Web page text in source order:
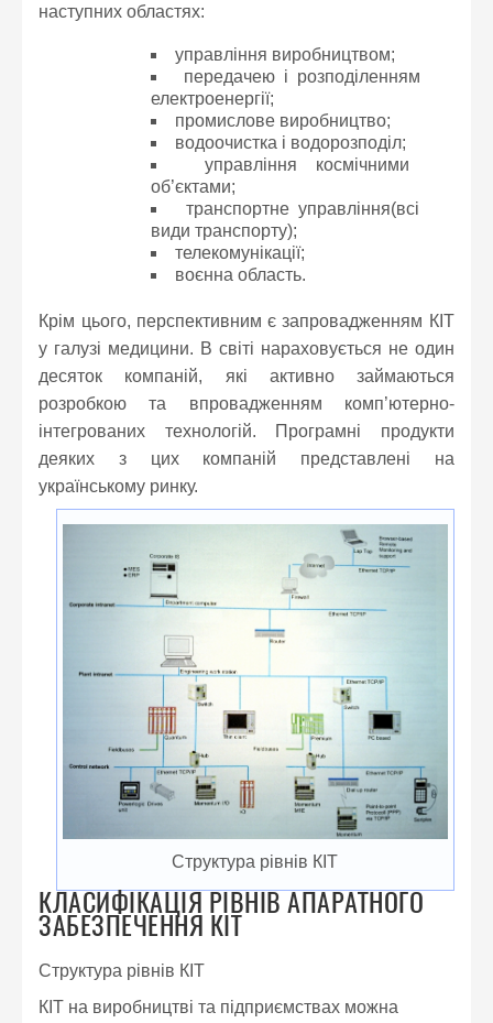
наступних областях:
управління виробництвом;
передачею і розподіленням
електроенергії;
промислове виробництво;
водоочистка і водорозподіл;
управління космічними
об’єктами;
транспортне управління(всі
види транспорту);
телекомунікації;
воєнна область.
Крім цього, перспективним є запровадженням КІТ
у галузі медицини. В світі нараховується не один
десяток компаній, які активно займаються
розробкою та впровадженням комп’ютерно-
інтегрованих технологій. Програмні продукти
деяких з цих компаній представлені на
українському ринку.
Структура рівнів КІТ
КЛАСИФІКАЦІЯ РІВНІВ АПАРАТНОГО
ЗАБЕЗПЕЧЕННЯ КІТ
Структура рівнів КІТ
КІТ на виробництві та підприємствах можна